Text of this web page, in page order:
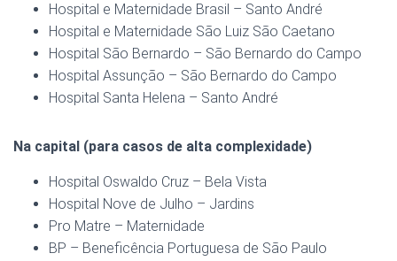
Hospital e Maternidade Brasil – Santo André
Hospital e Maternidade São Luiz São Caetano
Hospital São Bernardo – São Bernardo do Campo
Hospital Assunção – São Bernardo do Campo
Hospital Santa Helena – Santo André
Na capital (para casos de alta complexidade)
Hospital Oswaldo Cruz – Bela Vista
Hospital Nove de Julho – Jardins
Pro Matre – Maternidade
BP – Beneficência Portuguesa de São Paulo